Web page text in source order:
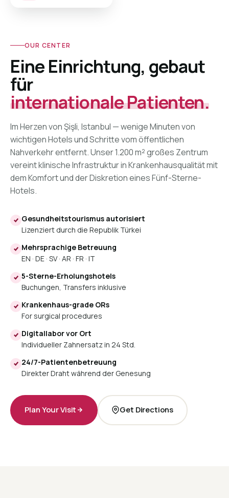
OUR CENTER
Eine Einrichtung, gebaut
für
internationale Patienten.
Im Herzen von Şişli, Istanbul — wenige Minuten von
wichtigen Hotels und Schritte vom öffentlichen
Nahverkehr entfernt. Unser 1.200 m² großes Zentrum
vereint klinische Infrastruktur in Krankenhausqualität mit
dem Komfort und der Diskretion eines Fünf-Sterne-
Hotels.
Gesundheitstourismus autorisiert
Lizenziert durch die Republik Türkei
Mehrsprachige Betreuung
EN · DE · SV · AR · FR · IT
5-Sterne-Erholungshotels
Buchungen, Transfers inklusive
Krankenhaus-grade ORs
For surgical procedures
Digitallabor vor Ort
Individueller Zahnersatz in 24 Std.
24/7-Patientenbetreuung
Direkter Draht während der Genesung
Plan Your Visit Get Directions